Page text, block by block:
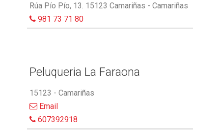
Rúa Pío Pío, 13. 15123 Camariñas - Camariñas
981 73 71 80
Peluqueria La Faraona
15123 - Camariñas
Email
607392918